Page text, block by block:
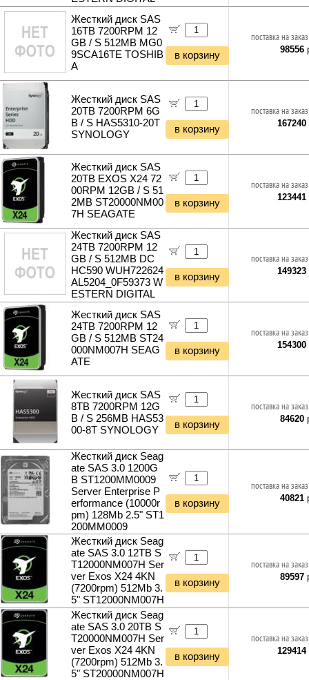
Стяжки для кабелей
Кабели и переходники прочие
Отбойные молотки
Вибротехника
Бетономешалки
Садовые инструменты
Наборы инструментов
Хранение инструментов
Удлинители силовые
Фонари и мобильные светильники
Мультитулы и ножи
Инструменты и техника прочее
Жесткий диск SAS
16TB 7200RPM 12
GB / S 512MB MG0
9SCA16TE TOSHIB
A
в корзину
поставка на
98556
Жесткий диск SAS
20TB 7200RPM 6G
B / S HAS5310-20T
SYNOLOGY
в корзину
поставка на
167240
Жесткий диск SAS
20TB EXOS X24 72
00RPM 12GB / S 51
2MB ST20000NM00
7H SEAGATE
в корзину
поставка на
123441
Жесткий диск SAS
24TB 7200RPM 12
GB / S 512MB DC
HC590 WUH722624
AL5204_0F59373 W
ESTERN DIGITAL
в корзину
поставка на
149323
Жесткий диск SAS
24TB 7200RPM 12
GB / S 512MB ST24
000NM007H SEAG
ATE
в корзину
поставка на
154300
Жесткий диск SAS
8TB 7200RPM 12G
B / S 256MB HAS53
00-8T SYNOLOGY
в корзину
поставка на
84620
Жесткий диск Seag
ate SAS 3.0 1200G
B ST1200MM0009
Server Enterprise P
erformance (10000r
pm) 128Mb 2.5" ST1
200MM0009
в корзину
поставка на
40821
Жесткий диск Seag
ate SAS 3.0 12TB S
T12000NM007H Ser
ver Exos X24 4KN
(7200rpm) 512Mb 3.
5" ST12000NM007H
в корзину
поставка на
89597
Жесткий диск Seag
ate SAS 3.0 20TB S
T20000NM007H Ser
ver Exos X24 4KN
(7200rpm) 512Mb 3.
5" ST20000NM007H
в корзину
поставка на
129414